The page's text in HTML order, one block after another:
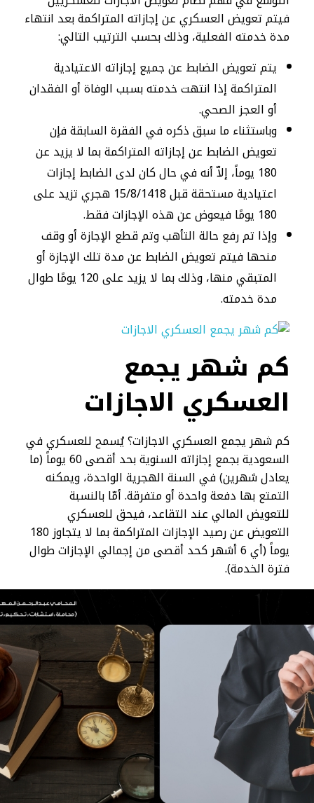
فيتم تعويض العسكري عن إجازاته المتراكمة بعد انتهاء
مدة خدمته الفعلية، وذلك بحسب الترتيب التالي:
يتم تعويض الضابط عن جميع إجازاته الاعتيادية
المتراكمة إذا انتهت خدمته بسبب الوفاة أو الفقدان
أو العجز الصحي.
وباستثناء ما سبق ذكره في الفقرة السابقة فإن
تعويض الضابط عن إجازاته المتراكمة بما لا يزيد عن
180 يوماً، إلاّ أنه في حال كان لدى الضابط إجازات
اعتيادية مستحقة قبل 15/8/1418 هجري تزيد على
180 يومًا فيعوض عن هذه الإجازات فقط.
وإذا تم رفع حالة التأهب وتم قطع الإجازة أو وقف
منحها فيتم تعويض الضابط عن مدة تلك الإجازة أو
المتبقي منها، وذلك بما لا يزيد على 120 يومًا طوال
مدة خدمته.
كم شهر يجمع
العسكري الاجازات
كم شهر يجمع العسكري الاجازات؟ يُسمح للعسكري في
السعودية بجمع إجازاته السنوية بحد أقصى 60 يوماً (ما
يعادل شهرين) في السنة الهجرية الواحدة، ويمكنه
التمتع بها دفعة واحدة أو متفرقة. أمّا بالنسبة
للتعويض المالي عند التقاعد، فيحق للعسكري
التعويض عن رصيد الإجازات المتراكمة بما لا يتجاوز 180
يوماً (أي 6 أشهر كحد أقصى من إجمالي الإجازات طوال
فترة الخدمة).